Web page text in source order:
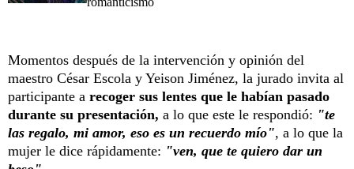
Momentos después de la intervención y opinión del
maestro César Escola y Yeison Jiménez, la jurado invita al
participante a recoger sus lentes que le habían pasado
durante su presentación, a lo que este le respondió: "te
las regalo, mi amor, eso es un recuerdo mío", a lo que la
mujer le dice rápidamente: "ven, que te quiero dar un